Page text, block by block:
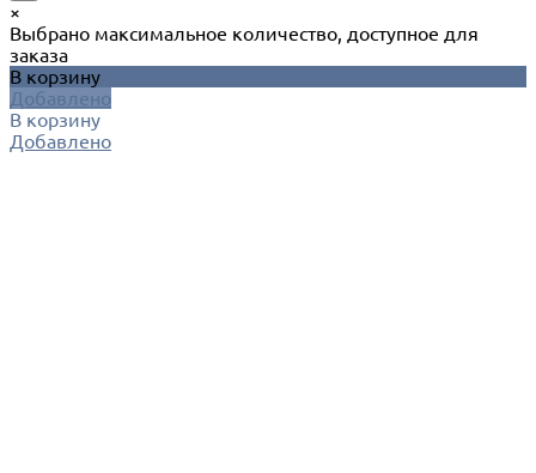
×
Выбрано максимальное количество, доступное для
заказа
В корзину
Добавлено
В корзину
Добавлено